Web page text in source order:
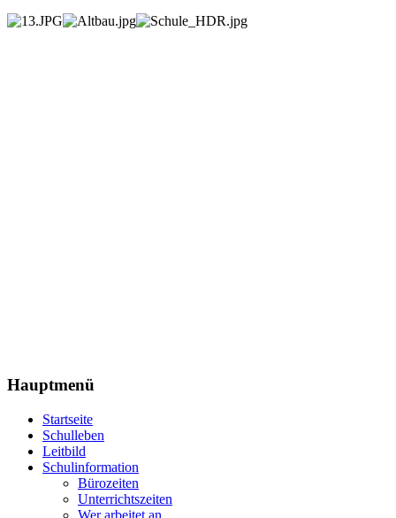
Hauptmenü
Startseite
Schulleben
Leitbild
Schulinformation
Bürozeiten
Unterrichtszeiten
Wer arbeitet an